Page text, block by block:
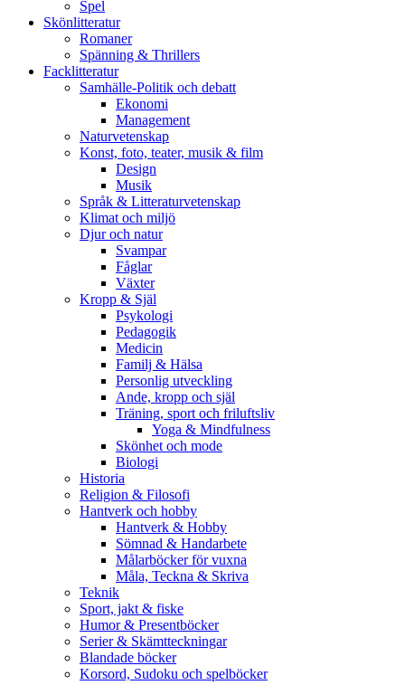
Spel
Skönlitteratur
Romaner
Spänning & Thrillers
Facklitteratur
Samhälle-Politik och debatt
Ekonomi
Management
Naturvetenskap
Konst, foto, teater, musik & film
Design
Musik
Språk & Litteraturvetenskap
Klimat och miljö
Djur och natur
Svampar
Fåglar
Växter
Kropp & Själ
Psykologi
Pedagogik
Medicin
Familj & Hälsa
Personlig utveckling
Ande, kropp och själ
Träning, sport och friluftsliv
Yoga & Mindfulness
Skönhet och mode
Biologi
Historia
Religion & Filosofi
Hantverk och hobby
Hantverk & Hobby
Sömnad & Handarbete
Målarböcker för vuxna
Måla, Teckna & Skriva
Teknik
Sport, jakt & fiske
Humor & Presentböcker
Serier & Skämtteckningar
Blandade böcker
Korsord, Sudoku och spelböcker